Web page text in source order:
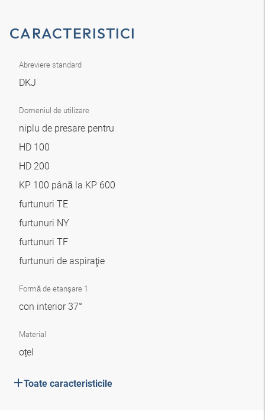
CARACTERISTICI
Abreviere standard
DKJ
Domeniul de utilizare
niplu de presare pentru
HD 100
HD 200
KP 100 până la KP 600
furtunuri TE
furtunuri NY
furtunuri TF
furtunuri de aspiraţie
Formă de etanşare 1
con interior 37°
Material
oțel
Toate caracteristicile